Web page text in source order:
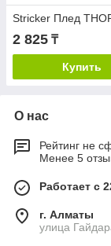
Stricker Плед
2 825 ₸
Купить
О нас
Рейтинг не
Менее 5
Работает с
г. Алматы
улица